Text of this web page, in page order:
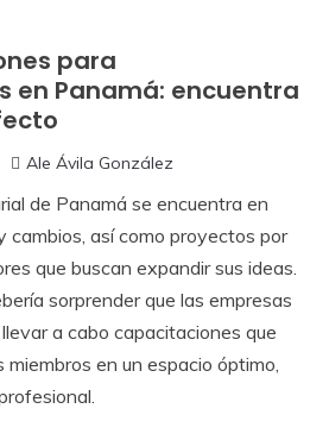
para
en Panamá: encuentra
Ale Ávila González
de Panamá se encuentra en
cambios, así como proyectos por
que buscan expandir sus ideas.
sorprender que las empresas
a cabo capacitaciones que
en un espacio óptimo,